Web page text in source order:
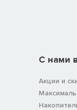
C нами
Акции и